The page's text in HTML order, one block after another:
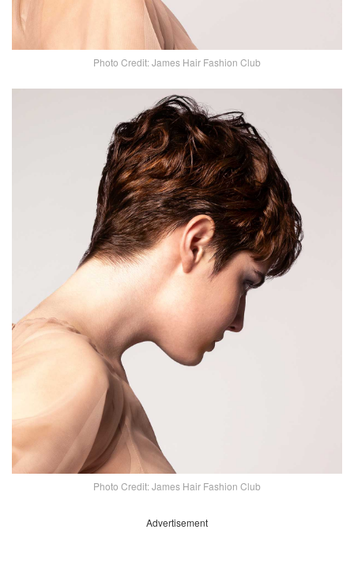
Photo Credit: James Hair Fashion Club
Photo Credit: James Hair Fashion Club
Advertisement